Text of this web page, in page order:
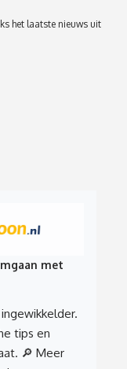
het laatste nieuws uit
met
tips en
🔎 Meer